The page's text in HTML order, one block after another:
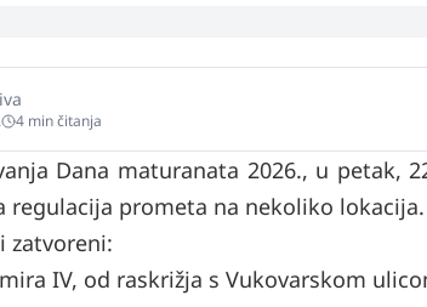
4 min čitanja
Dana maturanata 2026., u petak,
regulacija prometa na nekoliko lokacija.
zatvoreni:
IV, od raskrižja s Vukovarskom